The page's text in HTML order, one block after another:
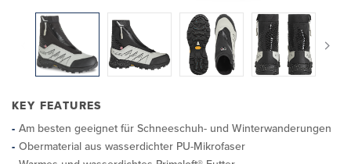
KEY FEATURES
Am besten geeignet für Schneeschuh- und Winterwanderungen
Obermaterial aus wasserdichter PU-Mikrofaser